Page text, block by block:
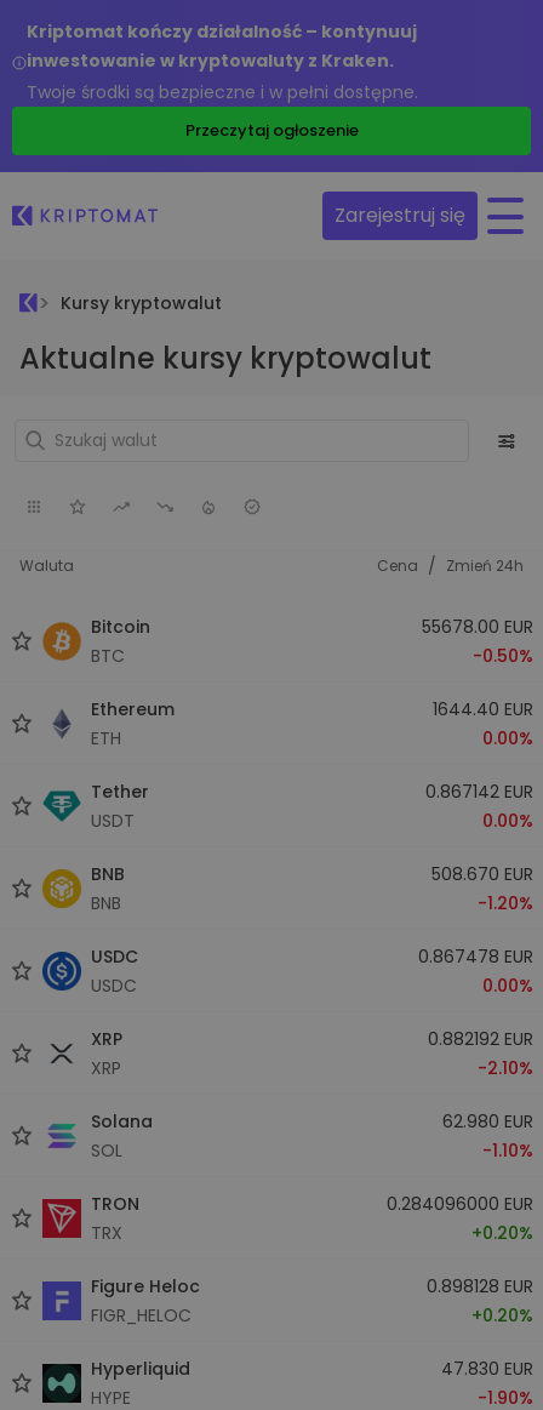
Kriptomat kończy działalność – kontynuuj
inwestowanie w kryptowaluty z Kraken.
Twoje środki są bezpieczne i w pełni dostępne.
Przeczytaj ogłoszenie
Zarejestruj się
Kursy kryptowalut
Aktualne kursy kryptowalut
Waluta Cena / Zmień 24h
Bitcoin
BTC
55678.00 EUR
-0.50%
Ethereum
ETH
1644.40 EUR
0.00%
Tether
USDT
0.867142 EUR
0.00%
BNB
BNB
508.670 EUR
-1.20%
USDC
USDC
0.867478 EUR
0.00%
XRP
XRP
0.882192 EUR
-2.10%
Solana
SOL
62.980 EUR
-1.10%
TRON
TRX
0.284096000 EUR
+0.20%
Figure Heloc
FIGR_HELOC
0.898128 EUR
+0.20%
Hyperliquid
HYPE
47.830 EUR
-1.90%